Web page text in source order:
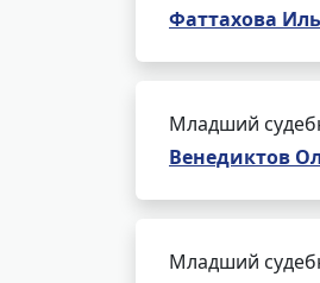
Фаттахова
Младший
Венедиктов
Младший